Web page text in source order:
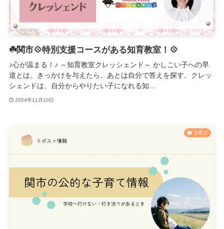
☘️関市💠特別支援コースがある知育教室！💠
♪心が温まる！♪ ～知育教室クレッシェンド～ かしこい子への早
道とは。きっかけを与えたら、あとは自分で答えを探す。クレッ
シェンドは、自分からやりたい子になれる知...
2024年11月10日
子育て